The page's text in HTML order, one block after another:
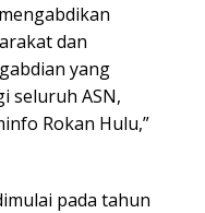
dan
yang
seluruh ASN,
Rokan Hulu,”
pada tahun